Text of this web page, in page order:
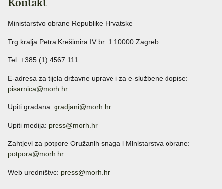
Kontakt
Ministarstvo obrane Republike Hrvatske
Trg kralja Petra Krešimira IV br. 1 10000 Zagreb
Tel: +385 (1) 4567 111
E-adresa za tijela državne uprave i za e-službene dopise:
pisarnica@morh.hr
Upiti građana: gradjani@morh.hr
Upiti medija: press@morh.hr
Zahtjevi za potpore Oružanih snaga i Ministarstva obrane:
potpora@morh.hr
Web uredništvo: press@morh.hr